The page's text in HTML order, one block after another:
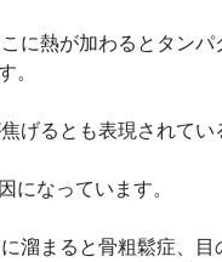
に熱が加わるとタンパ
。
げるとも表現されてい
になっています。
溜まると骨粗鬆症、